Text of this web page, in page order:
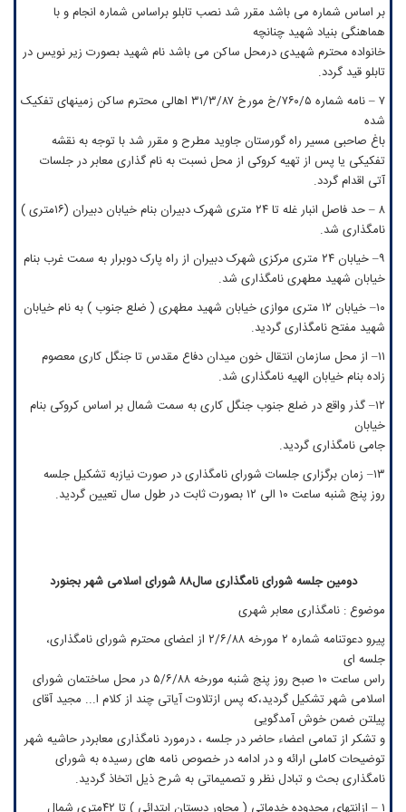
بر اساس شماره می باشد مقرر شد نصب تابلو براساس شماره انجام و با
هماهنگی بنیاد شهید چنانچه
خانواده محترم شهیدی درمحل ساکن می باشد نام شهید بصورت زیر نویس در
تابلو قید گردد.
۷ – نامه شماره ۷۶۰/۵/خ مورخ ۳۱/۳/۸۷ اهالی محترم ساکن زمینهای تفکیک
شده
باغ صاحبی مسیر راه گورستان جاوید مطرح و مقرر شد با توجه به نقشه
تفکیکی یا پس از تهیه کروکی از محل نسبت به نام گذاری معابر در جلسات
آتی اقدام گردد.
۸ – حد فاصل انبار غله تا ۲۴ متری شهرک دبیران بنام خیابان دبیران (۱۶متری )
نامگذاری شد.
۹– خیابان ۲۴ متری مرکزی شهرک دبیران از راه پارک دوبرار به سمت غرب بنام
خیابان شهید مطهری نامگذاری شد.
۱۰– خیابان ۱۲ متری موازی خیابان شهید مطهری ( ضلع جنوب ) به نام خیابان
شهید مفتح نامگذاری گردید.
۱۱– از محل سازمان انتقال خون میدان دفاع مقدس تا جنگل کاری معصوم
زاده بنام خیابان الهیه نامگذاری شد.
۱۲– گذر واقع در ضلع جنوب جنگل کاری به سمت شمال بر اساس کروکی بنام
خیابان
جامی نامگذاری گردید.
۱۳– زمان برگزاری جلسات شورای نامگذاری در صورت نیازبه تشکیل جلسه
روز پنج شنبه ساعت ۱۰ الی ۱۲ بصورت ثابت در طول سال تعیین گردید.
دومین جلسه شورای نامگذاری سال۸۸ شورای اسلامی شهر بجنورد
موضوع : نامگذاری معابر شهری
پیرو دعوتنامه شماره ۲ مورخه ۲/۶/۸۸ از اعضای محترم شورای نامگذاری،
جلسه ای
راس ساعت ۱۰ صبح روز پنج شنبه مورخه ۵/۶/۸۸ در محل ساختمان شورای
اسلامی شهر تشکیل گردید،که پس ازتلاوت آیاتی چند از کلام ا... مجید آقای
پیلتن ضمن خوش آمدگویی
و تشکر از تمامی اعضاء حاضر در جلسه ، درمورد نامگذاری معابردر حاشیه شهر
توضیحات کاملی ارائه و در ادامه در خصوص نامه های رسیده به شورای
نامگذاری بحث و تبادل نظر و تصمیماتی به شرح ذیل اتخاذ گردید.